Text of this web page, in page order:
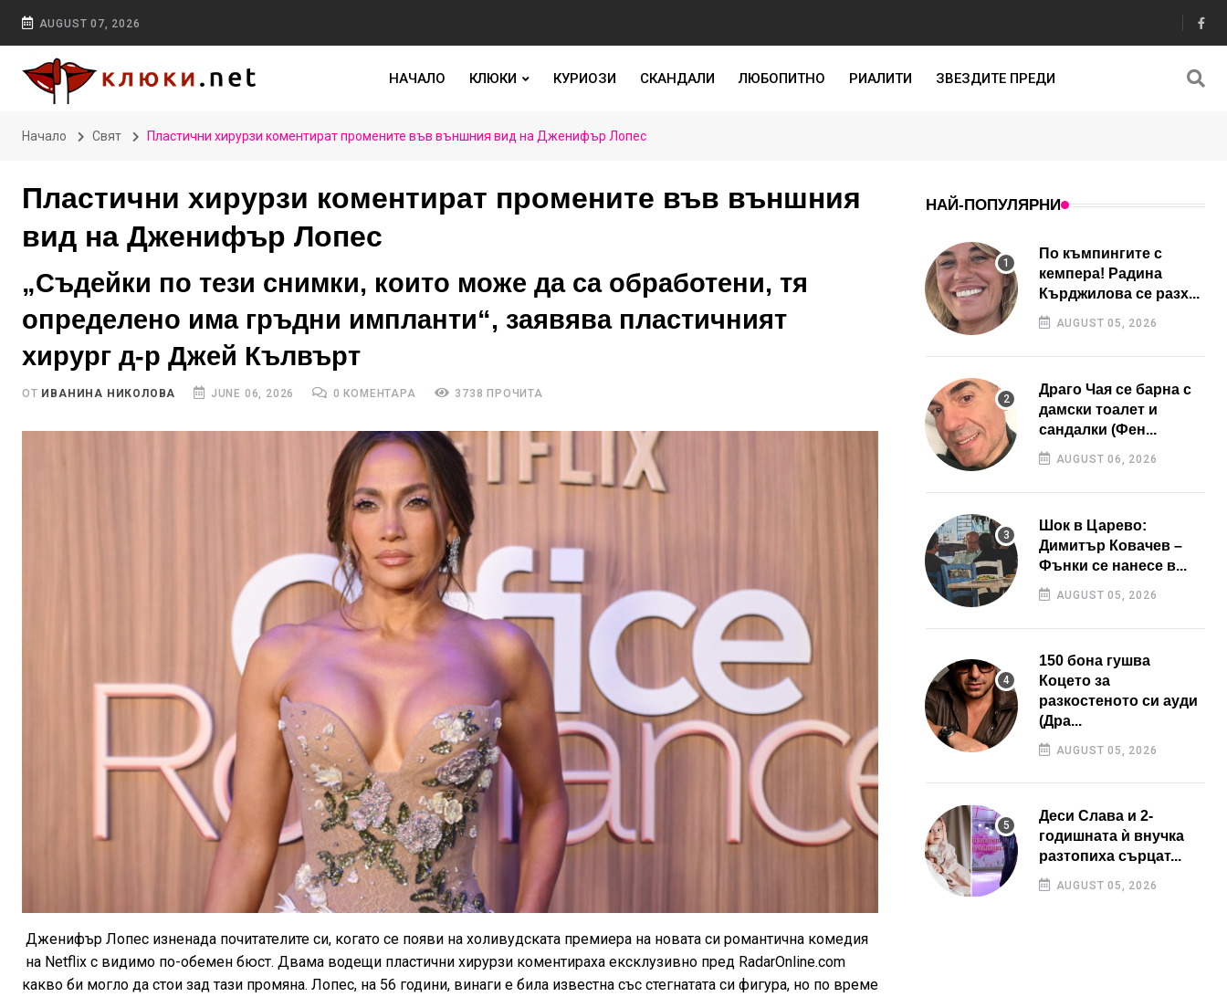
AUGUST 07, 2026
НАЧАЛО КЛЮКИ КУРИОЗИ СКАНДАЛИ ЛЮБОПИТНО РИАЛИТИ ЗВЕЗДИТЕ ПРЕДИ
Начало Свят Пластични хирурзи коментират промените във външния вид на Дженифър Лопес
Пластични хирурзи коментират промените във външния
вид на Дженифър Лопес
„Съдейки по тези снимки, които може да са обработени, тя
определено има гръдни импланти“, заявява пластичният
хирург д-р Джей Кълвърт
ОТ ИВАНИНА НИКОЛОВА JUNE 06, 2026 0 КОМЕНТАРА 3738 ПРОЧИТА
Дженифър Лопес изненада почитателите си, когато се появи на холивудската премиера на новата си романтична комедия
на Netflix с видимо по-обемен бюст. Двама водещи пластични хирурзи коментираха ексклузивно пред RadarOnline.com
какво би могло да стои зад тази промяна. Лопес, на 56 години, винаги е била известна със стегнатата си фигура, но по време
НАЙ-ПОПУЛЯРНИ
По къмпингите с
кемпера! Радина
Кърджилова се разх...
AUGUST 05, 2026
Драго Чая се барна с
дамски тоалет и
сандалки (Фен...
AUGUST 06, 2026
Шок в Царево:
Димитър Ковачев –
Фънки се нанесе в...
AUGUST 05, 2026
150 бона гушва
Коцето за
разкостеното си ауди
(Дра...
AUGUST 05, 2026
Деси Слава и 2-
годишната ѝ внучка
разтопиха сърцат...
AUGUST 05, 2026